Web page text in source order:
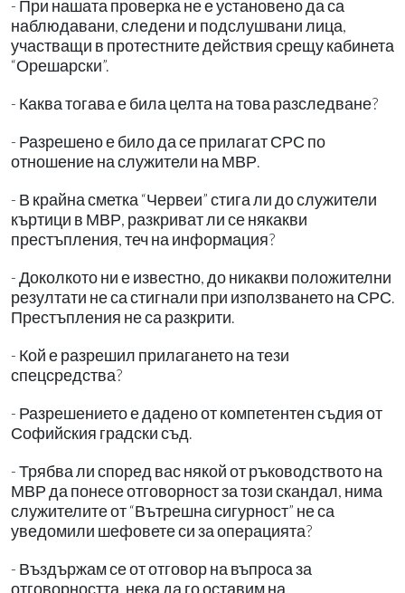
- При нашата проверка не е установено да са
наблюдавани, следени и подслушвани лица,
участващи в протестните действия срещу кабинета
“Орешарски”.
- Каква тогава е била целта на това разследване?
- Разрешено е било да се прилагат СРС по
отношение на служители на МВР.
- В крайна сметка “Червеи” стига ли до служители
къртици в МВР, разкриват ли се някакви
престъпления, теч на информация?
- Доколкото ни е известно, до никакви положителни
резултати не са стигнали при използването на СРС.
Престъпления не са разкрити.
- Кой е разрешил прилагането на тези
спецсредства?
- Разрешението е дадено от компетентен съдия от
Софийския градски съд.
- Трябва ли според вас някой от ръководството на
МВР да понесе отговорност за този скандал, нима
служителите от “Вътрешна сигурност” не са
уведомили шефовете си за операцията?
- Въздържам се от отговор на въпроса за
отговорността, нека да го оставим на